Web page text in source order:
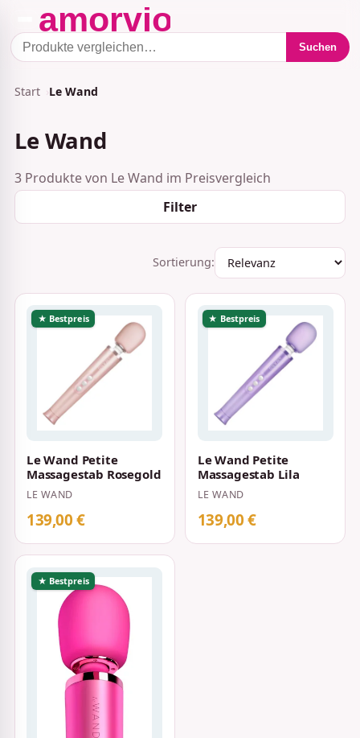
Suchen
Start Le Wand
Le Wand
3 Produkte von Le Wand im Preisvergleich
Filter
Sortierung:
★ Bestpreis
Le Wand Petite
Massagestab Rosegold
LE WAND
139,00 €
★ Bestpreis
Le Wand Petite
Massagestab Lila
LE WAND
139,00 €
★ Bestpreis